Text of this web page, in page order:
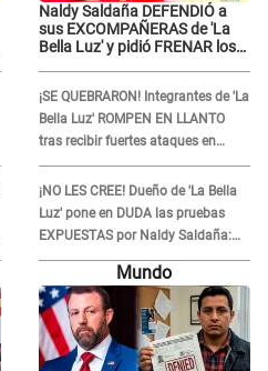
Naldy Saldaña DEFENDIÓ a
sus EXCOMPAÑERAS de 'La
Bella Luz' y pidió FRENAR los
¡SE QUEBRARON! Integrantes de 'La
Bella Luz' ROMPEN EN LLANTO
tras recibir fuertes ataques en
redes por DENUNCIA de acoso
contra Naldy Saldaña
¡NO LES CREE! Dueño de 'La Bella
Luz' pone en DUDA las pruebas
EXPUESTAS por Naldy Saldaña:
“Quizá se han editado...”
Mundo